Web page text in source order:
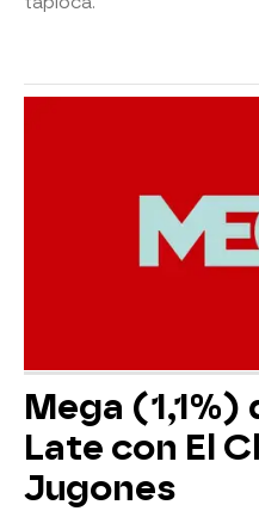
Mega (1,1%)
Late con El
Jugones